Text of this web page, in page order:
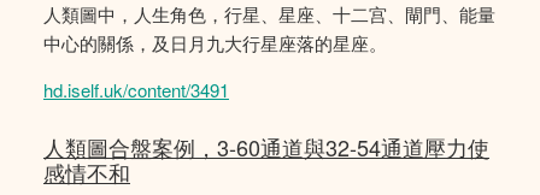
人類圖中，人生角色，行星、星座、十二宫、閘門、能量
中心的關係，及日月九大行星座落的星座。
hd.iself.uk/content/3491
人類圖合盤案例，3-60通道與32-54通道壓力使
感情不和